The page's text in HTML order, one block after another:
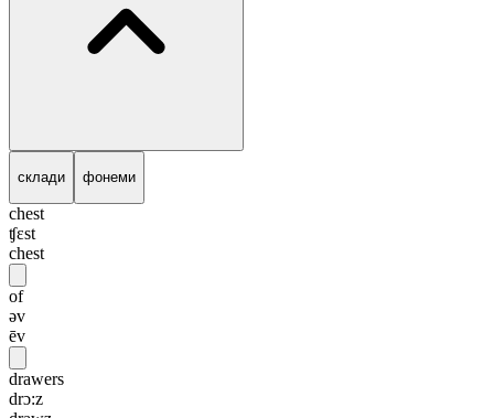
склади фонеми
chest
ʧɛst
chest
of
əv
ēv
drawers
drɔ:z